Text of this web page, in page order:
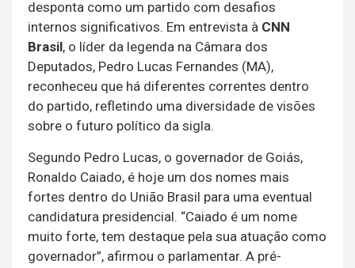
desponta como um partido com desafios
internos significativos. Em entrevista à CNN
Brasil, o líder da legenda na Câmara dos
Deputados, Pedro Lucas Fernandes (MA),
reconheceu que há diferentes correntes dentro
do partido, refletindo uma diversidade de visões
sobre o futuro político da sigla.
Segundo Pedro Lucas, o governador de Goiás,
Ronaldo Caiado, é hoje um dos nomes mais
fortes dentro do União Brasil para uma eventual
candidatura presidencial. “Caiado é um nome
muito forte, tem destaque pela sua atuação como
governador”, afirmou o parlamentar. A pré-